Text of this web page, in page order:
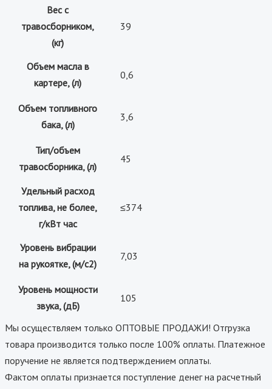
Вес c
травосборником,
(кг)
39
Объем масла в
картере, (л)
0,6
Объем топливного
бака, (л)
3,6
Тип/объем
травосборника, (л)
45
Удельный расход
топлива, не более,
г/кВт час
≤374
Уровень вибрации
на рукоятке, (м/с2)
7,03
Уровень мощности
звука, (дБ)
105
Мы осуществляем только ОПТОВЫЕ ПРОДАЖИ! Отгрузка
товара производится только после 100% оплаты. Платежное
поручение не является подтверждением оплаты.
Фактом оплаты признается поступление денег на расчетный